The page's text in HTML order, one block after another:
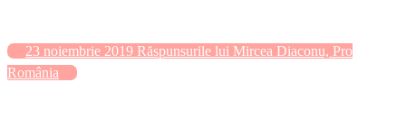
23 noiembrie 2019 Răspunsurile lui Mircea Diaconu, Pro
România